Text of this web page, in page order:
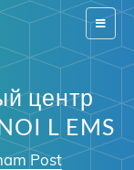
Switch
центр
L EMS
Post